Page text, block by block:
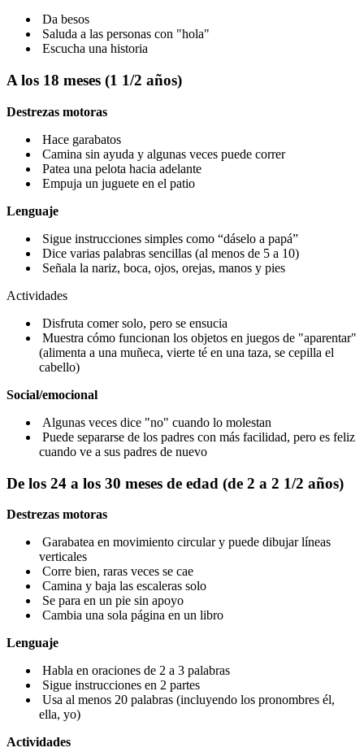
Da besos
Saluda a las personas con "hola"
Escucha una historia
A los 18 meses (1 1/2 años)
Destrezas motoras
Hace garabatos
Camina sin ayuda y algunas veces puede correr
Patea una pelota hacia adelante
Empuja un juguete en el patio
Lenguaje
Sigue instrucciones simples como “dáselo a papá”
Dice varias palabras sencillas (al menos de 5 a 10)
Señala la nariz, boca, ojos, orejas, manos y pies
Actividades
Disfruta comer solo, pero se ensucia
Muestra cómo funcionan los objetos en juegos de "aparentar"
(alimenta a una muñeca, vierte té en una taza, se cepilla el
cabello)
Social/emocional
Algunas veces dice "no" cuando lo molestan
Puede separarse de los padres con más facilidad, pero es feliz
cuando ve a sus padres de nuevo
De los 24 a los 30 meses de edad (de 2 a 2 1/2 años)
Destrezas motoras
Garabatea en movimiento circular y puede dibujar líneas
verticales
Corre bien, raras veces se cae
Camina y baja las escaleras solo
Se para en un pie sin apoyo
Cambia una sola página en un libro
Lenguaje
Habla en oraciones de 2 a 3 palabras
Sigue instrucciones en 2 partes
Usa al menos 20 palabras (incluyendo los pronombres él,
ella, yo)
Actividades